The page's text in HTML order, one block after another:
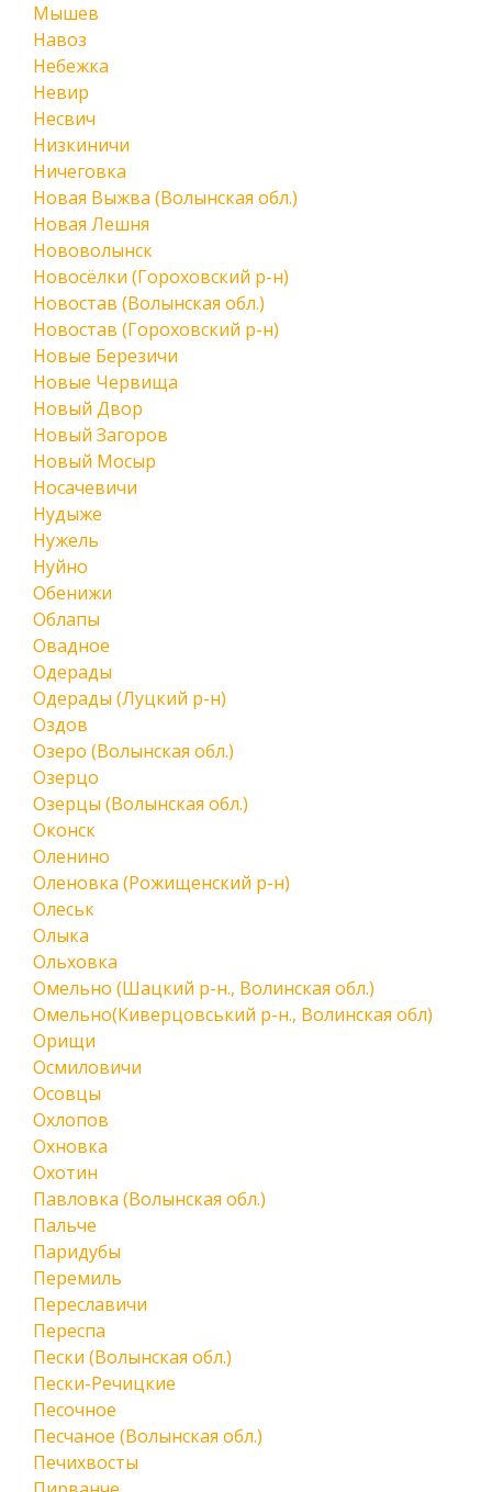
Мышев
Навоз
Небежка
Невир
Несвич
Низкиничи
Ничеговка
Новая Выжва (Волынская обл.)
Новая Лешня
Нововолынск
Новосёлки (Гороховский р-н)
Новостав (Волынская обл.)
Новостав (Гороховский р-н)
Новые Березичи
Новые Червища
Новый Двор
Новый Загоров
Новый Мосыр
Носачевичи
Нудыже
Нужель
Нуйно
Обенижи
Облапы
Овадное
Одерады
Одерады (Луцкий р-н)
Оздов
Озеро (Волынская обл.)
Озерцо
Озерцы (Волынская обл.)
Оконск
Оленино
Оленовка (Рожищенский р-н)
Олеськ
Олыка
Ольховка
Омельно (Шацкий р-н., Волинская обл.)
Омельно(Киверцовський р-н., Волинская обл)
Орищи
Осмиловичи
Осовцы
Охлопов
Охновка
Охотин
Павловка (Волынская обл.)
Пальче
Паридубы
Перемиль
Переславичи
Переспа
Пески (Волынская обл.)
Пески-Речицкие
Песочное
Песчаное (Волынская обл.)
Печихвосты